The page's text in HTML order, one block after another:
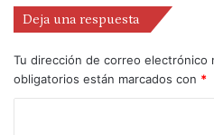
Deja una respuesta
Tu dirección de correo electrónico
obligatorios están marcados con *